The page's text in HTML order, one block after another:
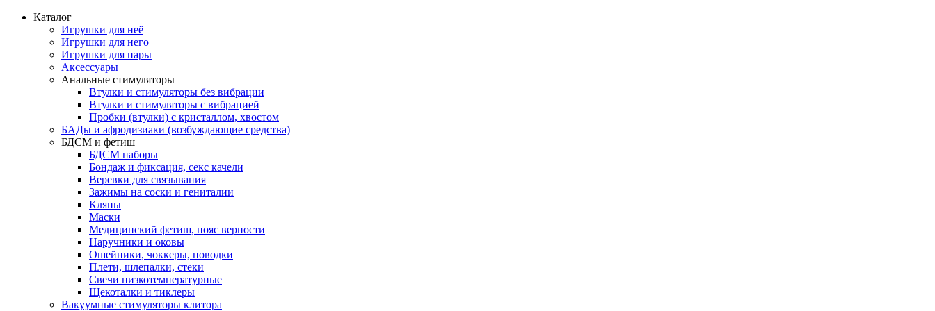
Каталог
Игрушки для неё
Игрушки для него
Игрушки для пары
Аксессуары
Анальные стимуляторы
Втулки и стимуляторы без вибрации
Втулки и стимуляторы с вибрацией
Пробки (втулки) с кристаллом, хвостом
БАДы и афродизиаки (возбуждающие средства)
БДСМ и фетиш
БДСМ наборы
Бондаж и фиксация, секс качели
Веревки для связывания
Зажимы на соски и гениталии
Кляпы
Маски
Медицинский фетиш, пояс верности
Наручники и оковы
Ошейники, чоккеры, поводки
Плети, шлепалки, стеки
Свечи низкотемпературные
Щекоталки и тиклеры
Вакуумные стимуляторы клитора